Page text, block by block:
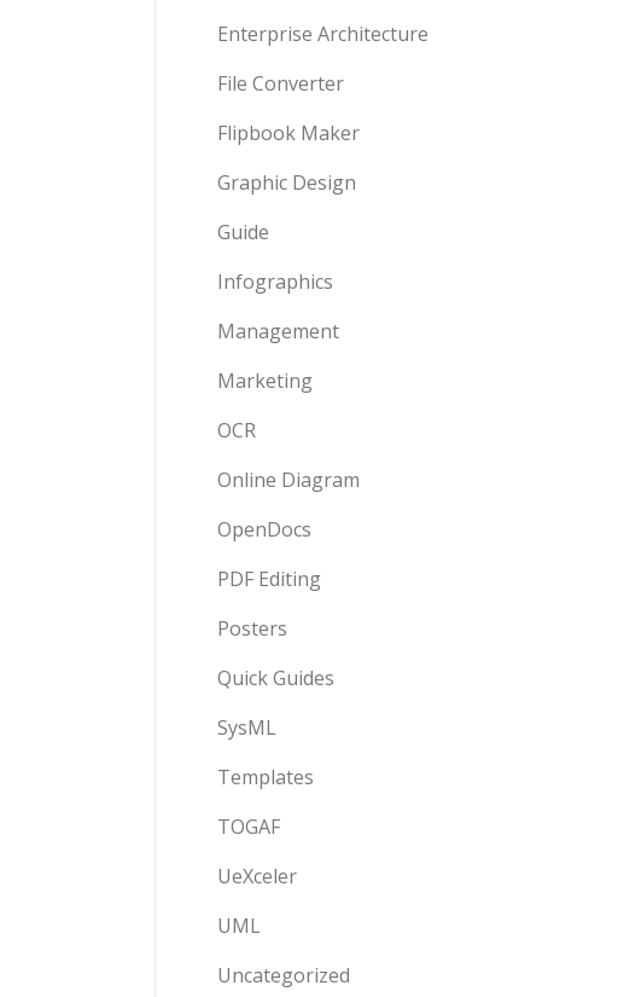
Enterprise Architecture
File Converter
Flipbook Maker
Graphic Design
Guide
Infographics
Management
Marketing
OCR
Online Diagram
OpenDocs
PDF Editing
Posters
Quick Guides
SysML
Templates
TOGAF
UeXceler
UML
Uncategorized